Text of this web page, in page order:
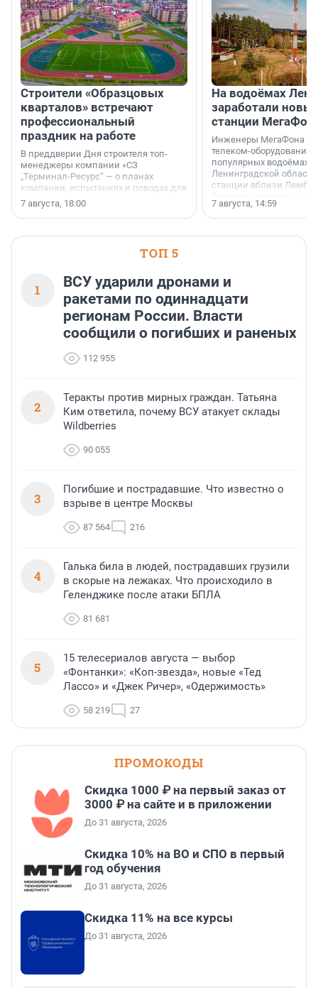
Строители «Образцовых
кварталов» встречают
профессиональный
праздник на работе
В преддверии Дня строителя топ-
менеджеры компании «СЗ
„Терминал-Ресурс“ — о планах
компании, испытаниях и поводах для
осторожного оптимизма.
7 августа, 18:00
На водоёмах
заработали
станции
Инженеры МегаФона
телеком-оборудование
популярных водоёмах
Ленинградской
станции вблизи
недалеко от Большого
водопада.
7 августа, 14:59
ТОП 5
1
ВСУ ударили дронами и
ракетами по одиннадцати
регионам России. Власти
сообщили о погибших и раненых
112 955
2
Теракты против мирных граждан. Татьяна
Ким ответила, почему ВСУ атакует склады
Wildberries
90 055
3
Погибшие и пострадавшие. Что известно о
взрыве в центре Москвы
87 564 216
4
Галька била в людей, пострадавших грузили
в скорые на лежаках. Что происходило в
Геленджике после атаки БПЛА
81 681
5
15 телесериалов августа — выбор
«Фонтанки»: «Коп-звезда», новые «Тед
Лассо» и «Джек Ричер», «Одержимость»
58 219 27
ПРОМОКОДЫ
Скидка 1000 ₽ на первый заказ от
3000 ₽ на сайте и в приложении
До 31 августа, 2026
Скидка 10% на ВО и СПО в первый
год обучения
До 31 августа, 2026
Скидка 11% на все курсы
До 31 августа, 2026